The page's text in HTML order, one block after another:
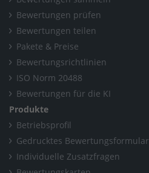
Bewertungen prüfen
Bewertungen teilen
Pakete & Preise
Bewertungsrichtlinien
ISO Norm 20488
Bewertungen für die KI
Produkte
Betriebsprofil
Gedrucktes Bewertungsformular
Individuelle Zusatzfragen